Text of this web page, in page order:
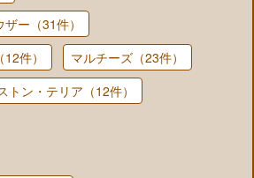
ー（31件）
件）
マルチーズ（23件）
トン・テリア（12件）